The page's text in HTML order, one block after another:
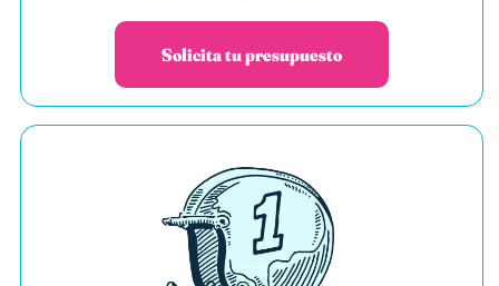
Solicita tu presupuesto